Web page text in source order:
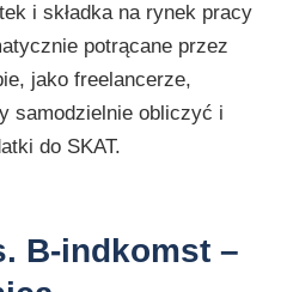
i składka na rynek pracy
potrącane przez
jako freelancerze,
samodzielnie obliczyć i
do SKAT.
B-indkomst –